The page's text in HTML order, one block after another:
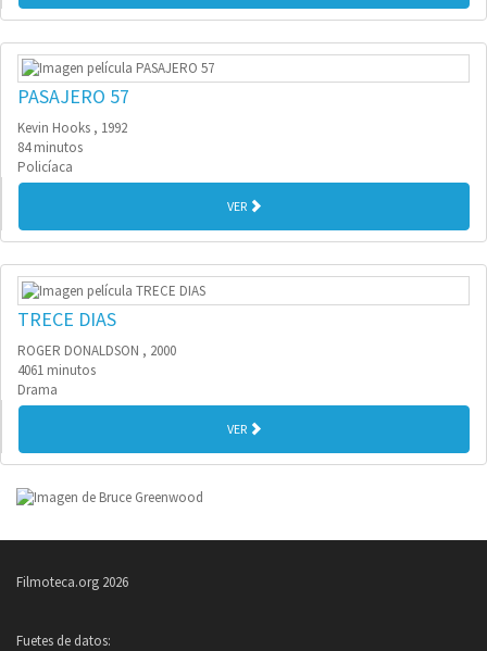
PASAJERO 57
Kevin Hooks , 1992
84 minutos
Policíaca
VER
TRECE DIAS
ROGER DONALDSON , 2000
4061 minutos
Drama
VER
Filmoteca.org 2026
Fuetes de datos: